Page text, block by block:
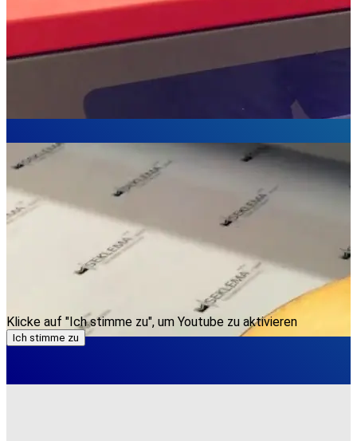
Klicke auf "Ich stimme zu", um Youtube zu aktivieren
Ich stimme zu